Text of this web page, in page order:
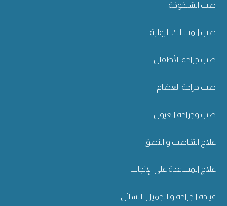
طب الشيخوخة
طب المسالك البولية
طب جراحة الأطفال
طب جراحة العظام
طب وجراحة العيون
علاج التخاطب و النطق
علاج المساعدة على الإنجاب
عيادة الجراحة والتجميل النسائي